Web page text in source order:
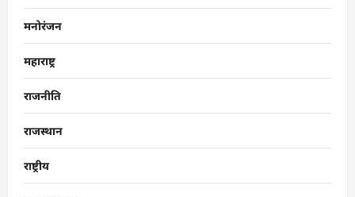
मनोरंजन
महाराष्ट्र
राजनीति
राजस्थान
राष्ट्रीय